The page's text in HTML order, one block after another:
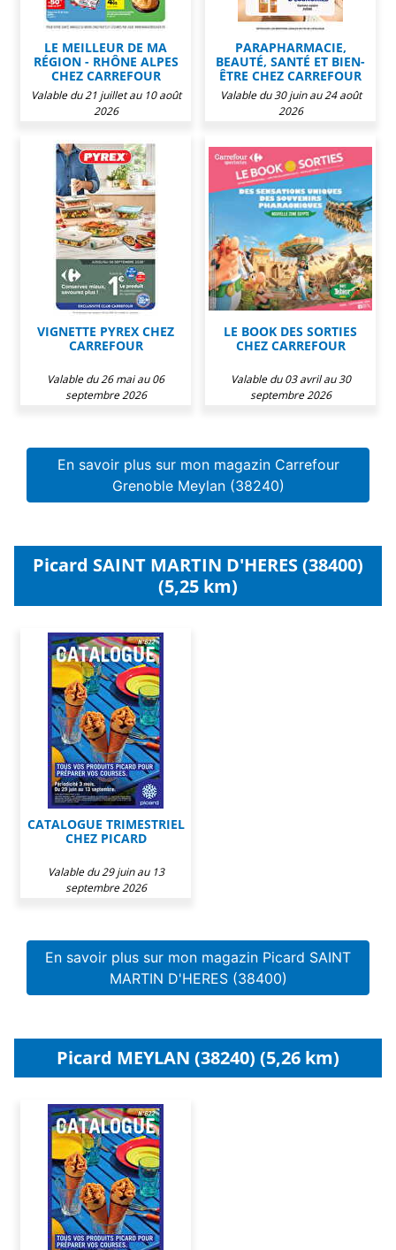
LE MEILLEUR DE MA
RÉGION - RHÔNE ALPES
CHEZ CARREFOUR
Valable du 21 juillet au 10 août
2026
PARAPHARMACIE,
BEAUTÉ, SANTÉ ET BIEN-
ÊTRE CHEZ CARREFOUR
Valable du 30 juin au 24 août
2026
VIGNETTE PYREX CHEZ
CARREFOUR
Valable du 26 mai au 06
septembre 2026
LE BOOK DES SORTIES
CHEZ CARREFOUR
Valable du 03 avril au 30
septembre 2026
En savoir plus sur mon magazin Carrefour
Grenoble Meylan (38240)
Picard SAINT MARTIN D'HERES (38400)
(5,25 km)
CATALOGUE TRIMESTRIEL
CHEZ PICARD
Valable du 29 juin au 13
septembre 2026
En savoir plus sur mon magazin Picard SAINT
MARTIN D'HERES (38400)
Picard MEYLAN (38240) (5,26 km)